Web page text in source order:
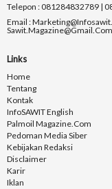
Telepon : 081284832789 |
Email :
Sawit.magazine@gmail.com
Links
Home
Tentang
Kontak
InfoSAWIT English
Palmoil Magazine.com
Pedoman Media Siber
Kebijakan Redaksi
Disclaimer
Karir
Iklan